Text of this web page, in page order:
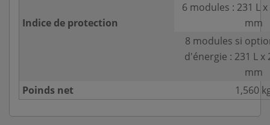
Indice de protection
6 modules : 231 L x
mm
8 modules si
d'énergie : 231 L x
mm
Poinds net
1,560